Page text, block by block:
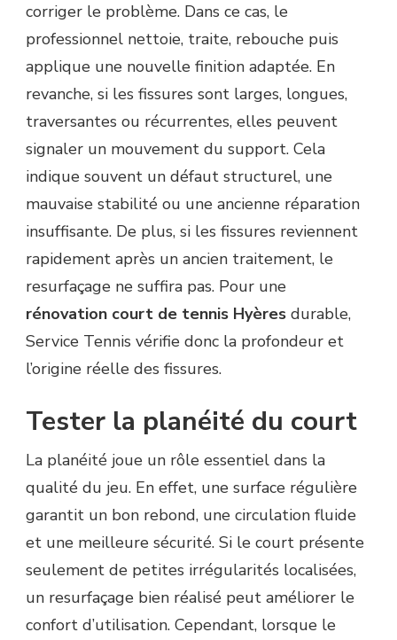
corriger le problème. Dans ce cas, le
professionnel nettoie, traite, rebouche puis
applique une nouvelle finition adaptée. En
revanche, si les fissures sont larges, longues,
traversantes ou récurrentes, elles peuvent
signaler un mouvement du support. Cela
indique souvent un défaut structurel, une
mauvaise stabilité ou une ancienne réparation
insuffisante. De plus, si les fissures reviennent
rapidement après un ancien traitement, le
resurfaçage ne suffira pas. Pour une
rénovation court de tennis Hyères durable,
Service Tennis vérifie donc la profondeur et
l’origine réelle des fissures.
Tester la planéité du court
La planéité joue un rôle essentiel dans la
qualité du jeu. En effet, une surface régulière
garantit un bon rebond, une circulation fluide
et une meilleure sécurité. Si le court présente
seulement de petites irrégularités localisées,
un resurfaçage bien réalisé peut améliorer le
confort d’utilisation. Cependant, lorsque le